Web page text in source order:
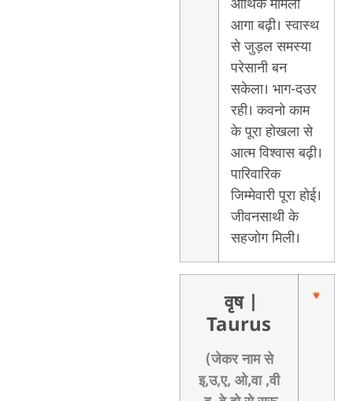
आर्थिक ममिला
आगा बढ़ी। स्वास्थ
से जुड़ल समस्या
परेसानी बन
सकेला। भाग-दउर
रही। कवनो काम
के पूरा होखला से
आत्म विश्वास बढ़ी।
पारिवारिक
जिम्मेवारी पूरा होई।
जीवनसाथी के
सहजोग मिली।
वृष
Taurus
(जेकर नाम से
इ,उ,ए, ओ,वा ,वी